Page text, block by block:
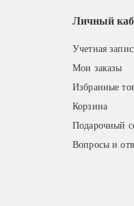
Личный
Учетная
Мои заказы
Избранные
Корзина
Подарочный
Вопросы и